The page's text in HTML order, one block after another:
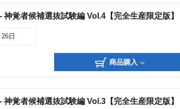
覚者候補選抜試験編 Vol.4【完全生産限定版】
日
商品購入
覚者候補選抜試験編 Vol.3【完全生産限定版】